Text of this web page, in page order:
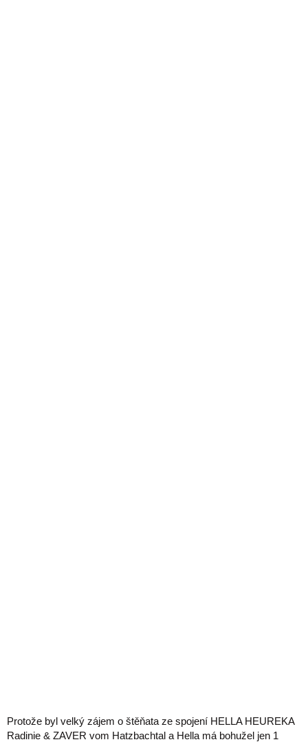
Protože byl velký zájem o štěňata ze spojení HELLA HEUREKA
Radinie & ZAVER vom Hatzbachtal a Hella má bohužel jen 1